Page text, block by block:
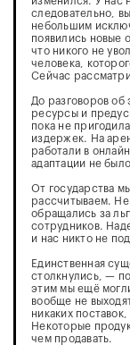
следовательно,
небольшим
появились новые
что никого не
человека,
Сейчас
До разговоров
ресурсы и
пока не
издержек. На
работали в
адаптации не
От государства
рассчитываем.
обращались за
сотрудников.
и нас никто не
Единственная
столкнулись, —
этим мы ещё
вообще не
никаких
Некоторые
чем продавать.